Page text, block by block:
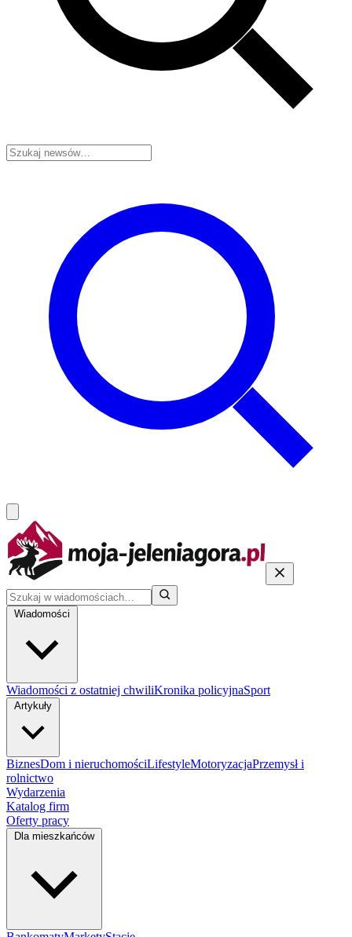
Wiadomości
Wiadomości z ostatniej chwiliKronika policyjnaSport
Artykuły
BiznesDom i nieruchomościLifestyleMotoryzacjaPrzemysł i
rolnictwo
Wydarzenia
Katalog firm
Oferty pracy
Dla mieszkańców